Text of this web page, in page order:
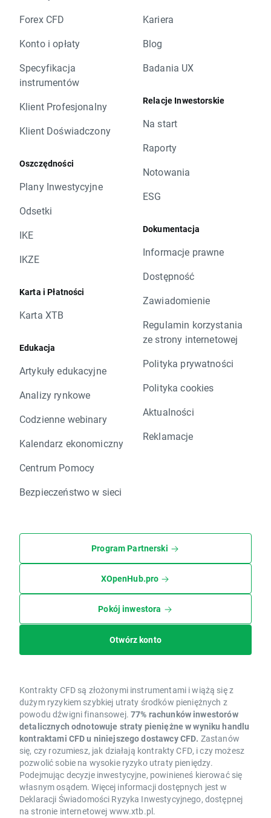
Forex CFD
Konto i opłaty
Specyfikacja
instrumentów
Klient Profesjonalny
Klient Doświadczony
Oszczędności
Plany Inwestycyjne
Odsetki
IKE
IKZE
Karta i Płatności
Karta XTB
Edukacja
Artykuły edukacyjne
Analizy rynkowe
Codzienne webinary
Kalendarz ekonomiczny
Centrum Pomocy
Bezpieczeństwo w sieci
Kariera
Blog
Badania UX
Relacje Inwestorskie
Na start
Raporty
Notowania
ESG
Dokumentacja
Informacje prawne
Dostępność
Zawiadomienie
Regulamin korzystania
ze strony internetowej
Polityka prywatności
Polityka cookies
Aktualności
Reklamacje
Program Partnerski
XOpenHub.pro
Pokój inwestora
Otwórz konto
Kontrakty CFD są złożonymi instrumentami i wiążą się z
dużym ryzykiem szybkiej utraty środków pieniężnych z
powodu dźwigni finansowej. 77% rachunków inwestorów
detalicznych odnotowuje straty pieniężne w wyniku handlu
kontraktami CFD u niniejszego dostawcy CFD. Zastanów
się, czy rozumiesz, jak działają kontrakty CFD, i czy możesz
pozwolić sobie na wysokie ryzyko utraty pieniędzy.
Podejmując decyzje inwestycyjne, powinieneś kierować się
własnym osądem. Więcej informacji dostępnych jest w
Deklaracji Świadomości Ryzyka Inwestycyjnego, dostępnej
na stronie internetowej www.xtb.pl.